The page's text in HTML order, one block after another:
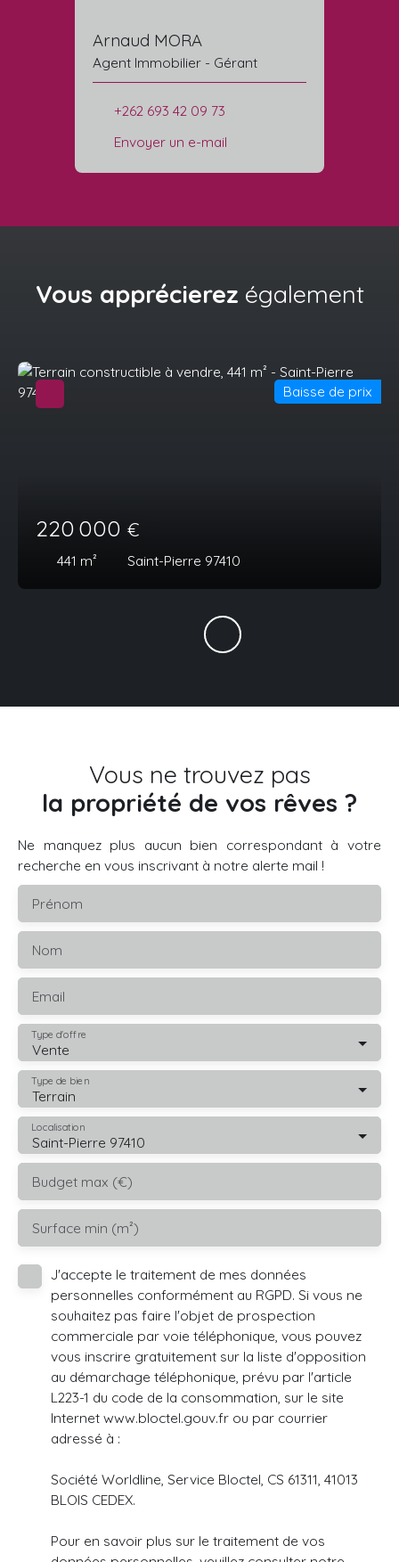
Arnaud MORA
Agent Immobilier - Gérant
+262 693 42 09 73
Envoyer un e-mail
Vous apprécierez également
220 000 €
441 m² Saint-Pierre 97410
Baisse de prix
Vous ne trouvez pas
la propriété de vos rêves ?
Ne manquez plus aucun bien correspondant à votre
recherche en vous inscrivant à notre alerte mail !
Prénom
Nom
Email
Vente
Type d'offre
Terrain
Type de bien
Saint-Pierre 97410
Localisation
Budget max (€)
Surface min (m²)
J'accepte le traitement de mes données
personnelles conformément au RGPD. Si vous ne
souhaitez pas faire l'objet de prospection
commerciale par voie téléphonique, vous pouvez
vous inscrire gratuitement sur la liste d'opposition
au démarchage téléphonique, prévu par l'article
L223-1 du code de la consommation, sur le site
Internet www.bloctel.gouv.fr ou par courrier
adressé à :
Société Worldline, Service Bloctel, CS 61311, 41013
BLOIS CEDEX.
Pour en savoir plus sur le traitement de vos